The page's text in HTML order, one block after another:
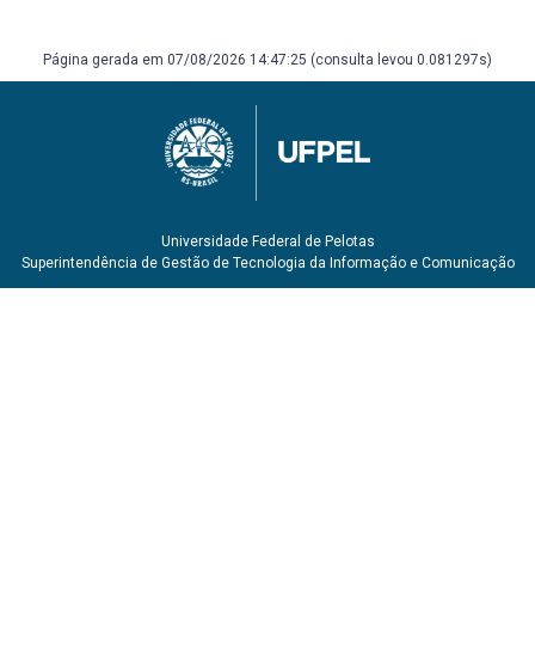
Página gerada em 07/08/2026 14:47:25 (consulta levou 0.081297s)
Universidade Federal de Pelotas
Superintendência de Gestão de Tecnologia da Informação e Comunicação